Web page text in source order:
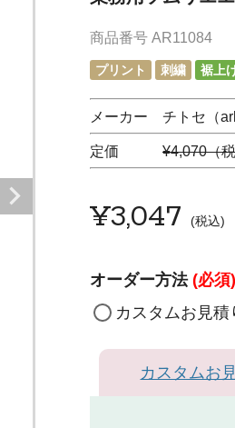
商品番号 AR11084
プリント 刺繍 裾上
メーカー チトセ（
定価 ¥4,070（
¥3,047 税込
オーダー方法 (必須)
カスタムお見積
カスタムお